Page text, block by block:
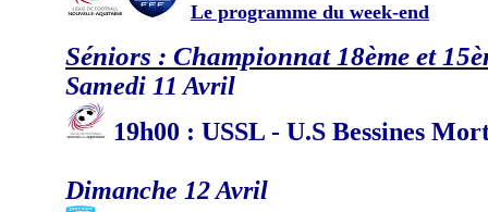
Le programme du week-end
Séniors : Championnat 18ème et
Samedi 11 Avril
19h00 : USSL - U.S Bessines
Dimanche 12 Avril